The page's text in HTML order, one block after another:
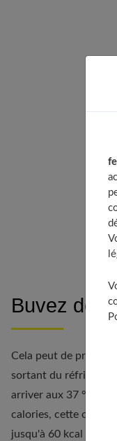
Buvez de
Cela peut de prime
sortant du
arriver aux 37 °C de
calories, cette
jusqu'à 60 kcal par